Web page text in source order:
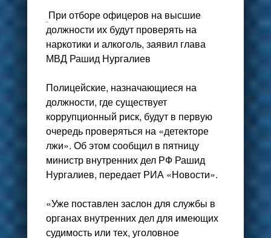
При отборе офицеров на высшие
должности их будут проверять на
наркотики и алкоголь, заявил глава
МВД Рашид Нургалиев
Полицейские, назначающиеся на
должности, где существует
коррупционный риск, будут в первую
очередь проверяться на «детекторе
лжи». Об этом сообщил в пятницу
министр внутренних дел РФ Рашид
Нургалиев, передает РИА «Новости».
«Уже поставлен заслон для службы в
органах внутренних дел для имеющих
судимость или тех, уголовное